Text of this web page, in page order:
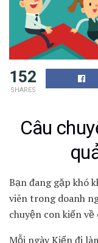
152
SHARES
Câu
Bạn đang gặp khó
viên trong doanh
chuyện con kiến
Mỗi ngày Kiến đi